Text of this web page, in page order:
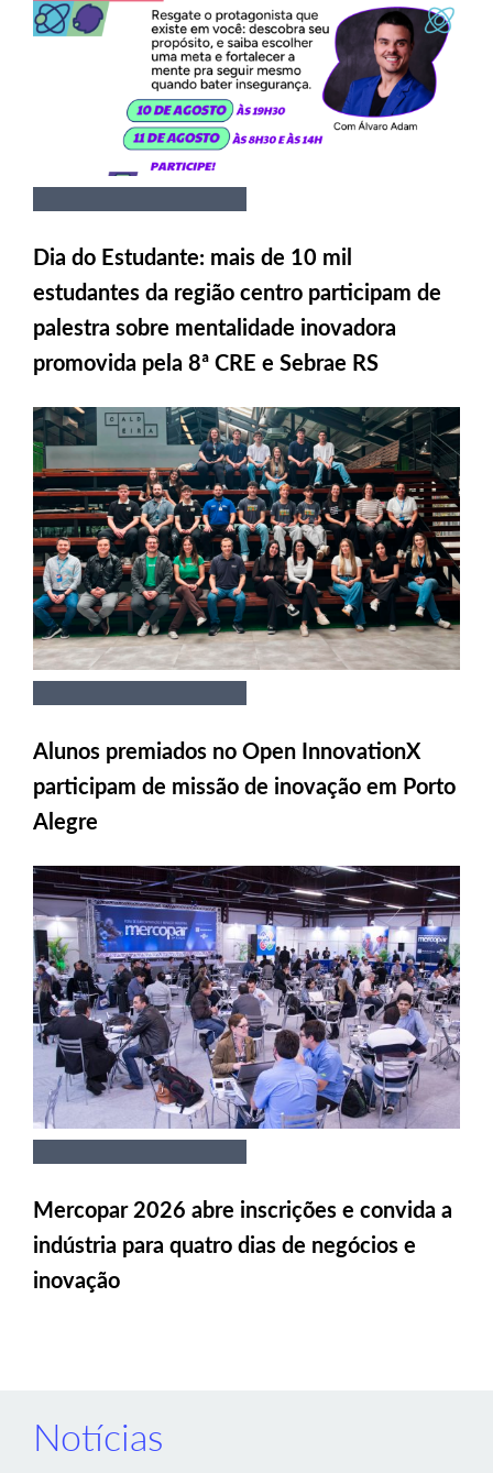
Dia do Estudante: mais de 10 mil
estudantes da região centro participam de
palestra sobre mentalidade inovadora
promovida pela 8ª CRE e Sebrae RS
Alunos premiados no Open InnovationX
participam de missão de inovação em Porto
Alegre
Mercopar 2026 abre inscrições e convida a
indústria para quatro dias de negócios e
inovação
Notícias